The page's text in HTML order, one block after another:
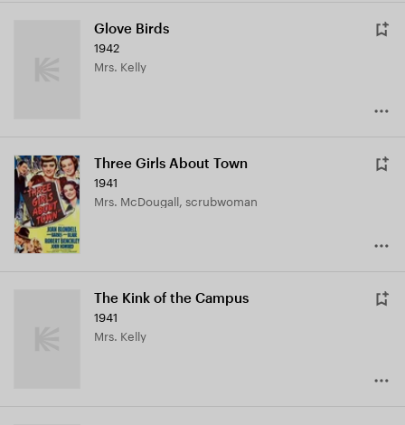
Glove Birds
1942
Mrs. Kelly
Three Girls About Town
1941
Mrs. McDougall, scrubwoman
The Kink of the Campus
1941
Mrs. Kelly